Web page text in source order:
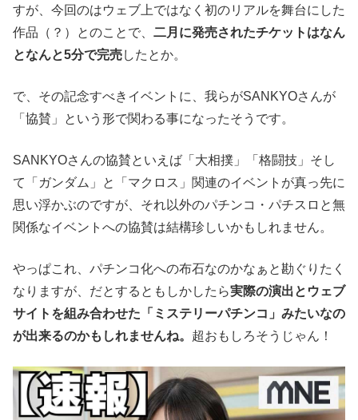
すが、今回のはウェブ上ではなく初のリアルを舞台にした
作品（？）とのことで、 二月に発売されたチケットはなん
となんと5分で完売したとか。
で、その記念すべきイベントに、我らがSANKYOさんが
「協賛」という形で関わる事になったそうです。
SANKYOさんの協賛といえば「大相撲」「格闘技」そし
て「ガンダム」と「マクロス」関連のイベントが真っ先に
思い浮かぶのですが、それ以外のパチンコ・パチスロと無
関係なイベントへの協賛は結構珍しいかもしれません。
やっぱこれ、パチンコ化への布石なのかなぁと勘ぐりたく
なりますが、だとするともしかしたら実際の演出とウェブ
サイトを組み合わせた「ミステリーパチンコ」みたいなの
が出来るのかもしれませんね。 超おもしろそうじゃん！